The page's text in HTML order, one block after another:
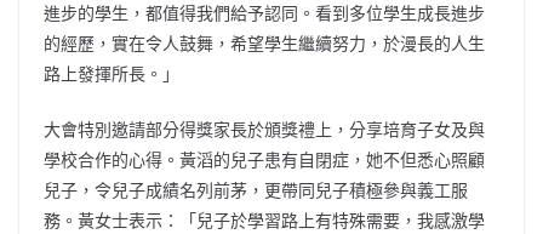
進步的學生，都值得我們給予認同。看到多位學生成長進步
的經歷，實在令人鼓舞，希望學生繼續努力，於漫長的人生
路上發揮所長。」
大會特別邀請部分得獎家長於頒獎禮上，分享培育子女及與
學校合作的心得。黃滔的兒子患有自閉症，她不但悉心照顧
兒子，令兒子成績名列前茅，更帶同兒子積極參與義工服
務。黃女士表示：「兒子於學習路上有特殊需要，我感激學